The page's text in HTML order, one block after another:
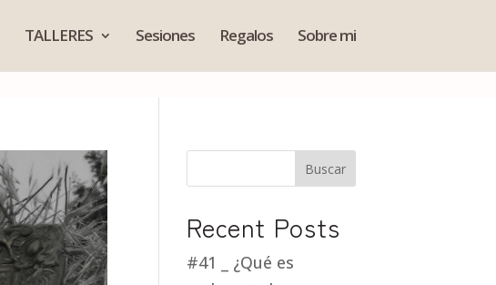
TALLERES Sesiones Regalos Sobre mi
Buscar
Recent Posts
#41 _ ¿Qué es